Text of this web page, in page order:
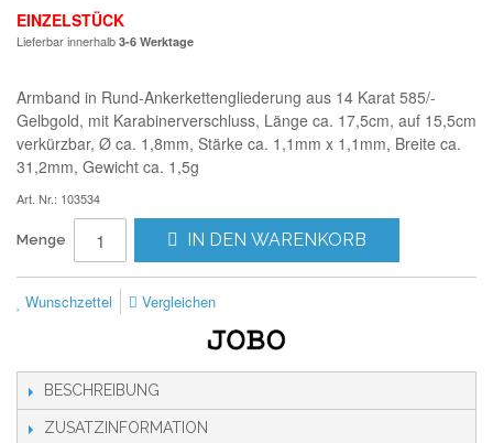
EINZELSTÜCK
Lieferbar innerhalb 3-6 Werktage
Armband in Rund-Ankerkettengliederung aus 14 Karat 585/-
Gelbgold, mit Karabinerverschluss, Länge ca. 17,5cm, auf 15,5cm
verkürzbar, Ø ca. 1,8mm, Stärke ca. 1,1mm x 1,1mm, Breite ca.
31,2mm, Gewicht ca. 1,5g
Art. Nr.: 103534
Menge IN DEN WARENKORB
Wunschzettel Vergleichen
BESCHREIBUNG
ZUSATZINFORMATION